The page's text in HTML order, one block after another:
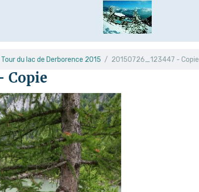
Tour du lac de Derborence 2015 20150726_123447 - Copie
Copie